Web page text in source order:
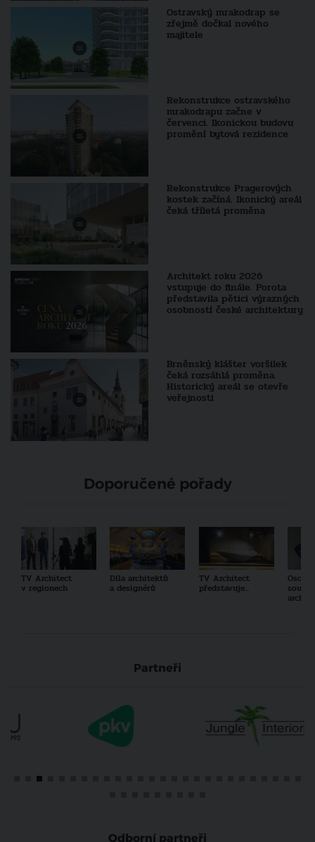
Ostravský mrakodrap se
zřejmě dočkal nového
majitele
Rekonstrukce ostravského
mrakodrapu začne v
červenci. Ikonickou budovu
promění bytová rezidence
Rekonstrukce Pragerových
kostek začíná. Ikonický areál
čeká tříletá proměna
Architekt roku 2026
vstupuje do finále. Porota
představila pětici výrazných
osobností české architektury
Brněnský klášter voršilek
čeká rozsáhlá proměna.
Historický areál se otevře
veřejnosti
Doporučené pořady
TV Architect
v regionech
Díla architektů
a designérů
TV Architect
představuje...
Partneři
Odborní partneři